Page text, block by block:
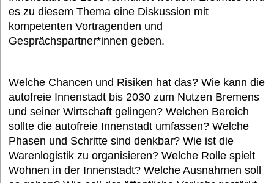
Bildung und Wissen e. V.
Medien
FAQ
es zu diesem Thema eine Diskussion mit
kompetenten Vortragenden und
Gesprächspartner*innen geben.
Welche Chancen und Risiken hat das? Wie kann die
autofreie Innenstadt bis 2030 zum Nutzen Bremens
und seiner Wirtschaft gelingen? Welchen Bereich
sollte die autofreie Innenstadt umfassen? Welche
Phasen und Schritte sind denkbar? Wie ist die
Warenlogistik zu organisieren? Welche Rolle spielt
Wohnen in der Innenstadt? Welche Ausnahmen soll